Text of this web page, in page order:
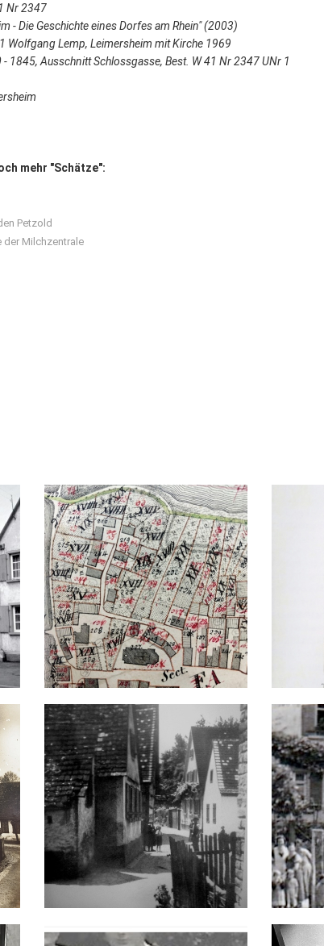
Nr 2347
- Die Geschichte eines Dorfes am Rhein" (2003)
Wolfgang Lemp, Leimersheim mit Kirche 1969
1845, Ausschnitt Schlossgasse, Best. W 41 Nr 2347 UNr 1
mehr "Schätze":
Petzold
der Milchzentrale